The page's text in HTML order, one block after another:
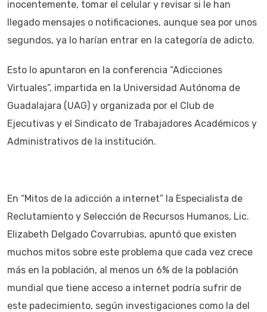
inocentemente, tomar el celular y revisar si le han
llegado mensajes o notificaciones, aunque sea por unos
segundos, ya lo harían entrar en la categoría de adicto.
Esto lo apuntaron en la conferencia “Adicciones
Virtuales”, impartida en la Universidad Autónoma de
Guadalajara (UAG) y organizada por el Club de
Ejecutivas y el Sindicato de Trabajadores Académicos y
Administrativos de la institución.
En “Mitos de la adicción a internet” la Especialista de
Reclutamiento y Selección de Recursos Humanos, Lic.
Elizabeth Delgado Covarrubias, apuntó que existen
muchos mitos sobre este problema que cada vez crece
más en la población, al menos un 6% de la población
mundial que tiene acceso a internet podría sufrir de
este padecimiento, según investigaciones como la del